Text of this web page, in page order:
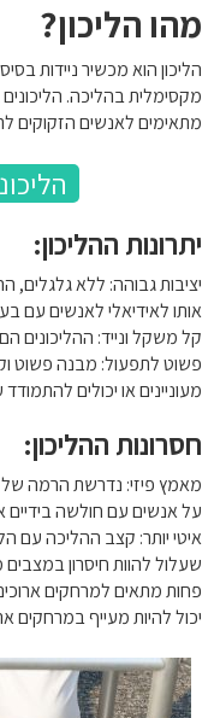
מהו הליכון?
הליכון הוא מכשיר ניידות
מקסימלית בהליכה.
מתאימים לאנשים הזקוקים
יתרונות ההליכון:
יציבות גבוהה: ללא גלגלים,
אותו לאידיאלי לאנשים עם
קל משקל ונייד: ההליכונים
פשוט לתפעול: מבנה פשוט
מעוניינים או יכולים
חסרונות ההליכון:
מאמץ פיזי: נדרשת הרמה של
על אנשים עם חולשה בידיים
איטי יותר: קצב ההליכה עם
שעלול להוות חיסרון במצבים
פחות מתאים למרחקים
יכול להיות מעייף במרחקים